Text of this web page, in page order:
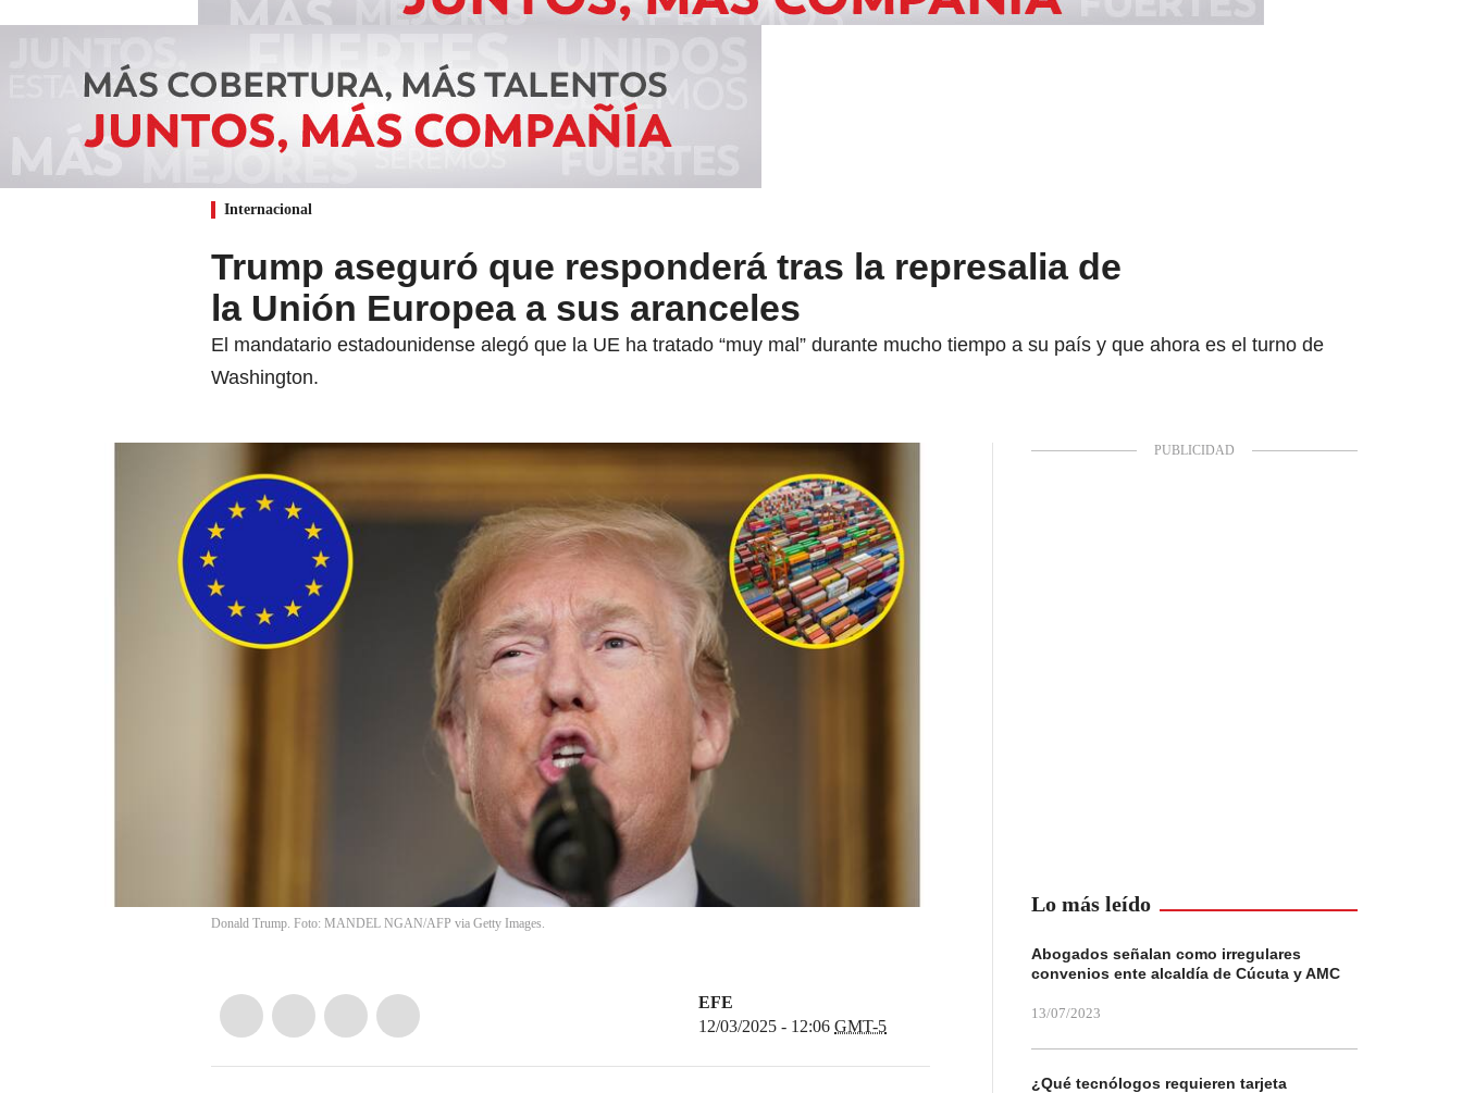
Internacional
Trump aseguró que responderá tras la represalia de
la Unión Europea a sus aranceles
El mandatario estadounidense alegó que la UE ha tratado “muy mal” durante mucho tiempo a su país y que ahora es el turno de
Washington.
Donald Trump. Foto: MANDEL NGAN/AFP via Getty Images.
EFE
12/03/2025 - 12:06 GMT-5
Lo más leído
Abogados señalan como irregulares
convenios ente alcaldía de Cúcuta y AMC
13/07/2023
¿Qué tecnólogos requieren tarjeta